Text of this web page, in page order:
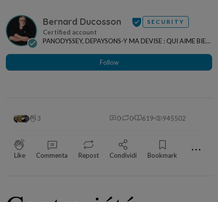
Bernard Ducosson SECURITY
PANODYSSEY, DEPAYSONS-Y MA DEVISE : QUI AIME BIEN,
Follow
3 0 0 619 945502
Like Commenta Repost Condividi Bookmark ⋯